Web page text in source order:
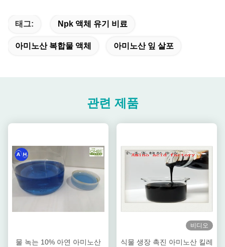
태그: Npk 액체 유기 비료
아미노산 복합물 액체 아미노산 잎 살포
관련 제품
물 녹는 10% 아연 아미노산
비디오
식물 생장 촉진 아미노산 킬레